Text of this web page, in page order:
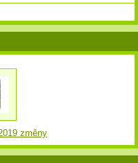
změny